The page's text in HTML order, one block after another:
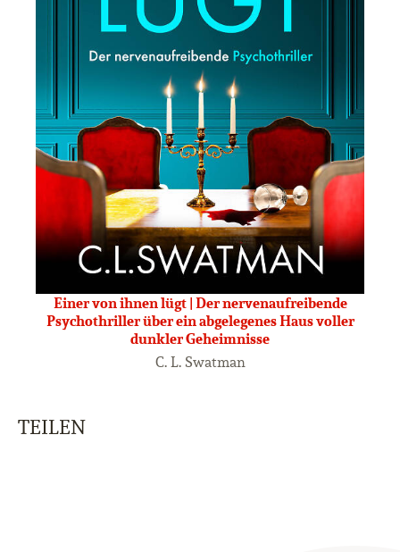
Einer von ihnen lügt | Der nervenaufreibende
Psychothriller über ein abgelegenes Haus voller
dunkler Geheimnisse
C. L. Swatman
TEILEN